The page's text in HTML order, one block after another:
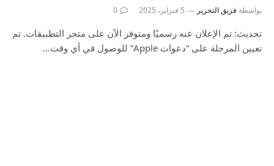
بواسطة فريق التحرير 5 فبراير، 2025 0
تحديث: تم الإعلان عنه رسميًا ومتوفر الآن على متجر التطبيقات. تم
تعيين المرحلة على “دعوات Apple” للوصول في أي وقت…